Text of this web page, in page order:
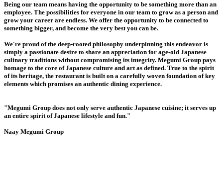
Being our team means having the opportunity to be something more than an
employee. The possibilities for everyone in our team to grow as a person and
grow your career are endless. We offer the opportunity to be connected to
something bigger, and become the very best you can be.
We're proud of the deep-rooted philosophy underpinning this endeavor is
simply a passionate desire to share an appreciation for age-old Japanese
culinary traditions without compromising its integrity. Megumi Group pays
homage to the core of Japanese culture and art as defined. True to the spirit
of its heritage, the restaurant is built on a carefully woven foundation of key
elements which promises an authentic dining experience.
"Megumi Group does not only serve authentic Japanese cuisine; it serves up
an entire spirit of Japanese lifestyle and fun."
Naay Megumi Group